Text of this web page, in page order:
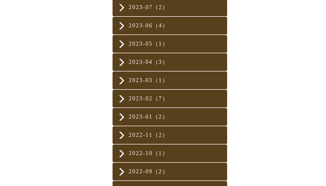
2023-07（2）
2023-06（4）
2023-05（1）
2023-04（3）
2023-03（1）
2023-02（7）
2023-01（2）
2022-11（2）
2022-10（1）
2022-09（2）